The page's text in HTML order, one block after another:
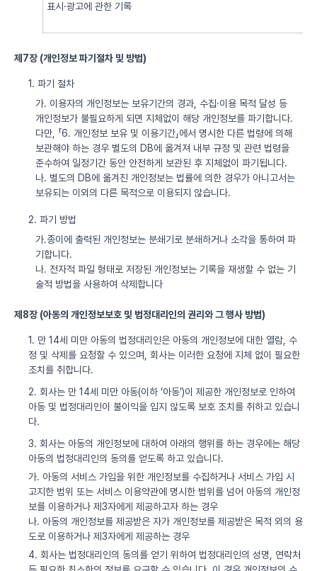
표시·광고에 관한 기록
제7장 (개인정보 파기절차 및 방법)
1. 파기 절차
가. 이용자의 개인정보는 보유기간의 경과, 수집·이용 목적 달성 등
개인정보가 불필요하게 되면 지체없이 해당 개인정보를 파기합니다.
다만, 「6. 개인정보 보유 및 이용기간」에서 명시한 다른 법령에 의해
보관해야 하는 경우 별도의 DB에 옮겨져 내부 규정 및 관련 법령을
준수하여 일정기간 동안 안전하게 보관된 후 지체없이 파기됩니다.
나. 별도의 DB에 옮겨진 개인정보는 법률에 의한 경우가 아니고서는
보유되는 이외의 다른 목적으로 이용되지 않습니다.
2. 파기 방법
가.종이에 출력된 개인정보는 분쇄기로 분쇄하거나 소각을 통하여 파
기합니다.
나. 전자적 파일 형태로 저장된 개인정보는 기록을 재생할 수 없는 기
술적 방법을 사용하여 삭제합니다
제8장 (아동의 개인정보보호 및 법정대리인의 권리와 그 행사 방법)
1. 만 14세 미만 아동의 법정대리인은 아동의 개인정보에 대한 열람, 수
정 및 삭제를 요청할 수 있으며, 회사는 이러한 요청에 지체 없이 필요한
조치를 취합니다.
2. 회사는 만 14세 미만 아동(이하 ‘아동’)이 제공한 개인정보로 인하여
아동 및 법정대리인이 불이익을 입지 않도록 보호 조치를 취하고 있습니
다.
3. 회사는 아동의 개인정보에 대하여 아래의 행위를 하는 경우에는 해당
아동의 법정대리인의 동의를 얻도록 하고 있습니다.
가. 아동의 서비스 가입을 위한 개인정보를 수집하거나 서비스 가입 시
고지한 범위 또는 서비스 이용약관에 명시한 범위를 넘어 아동의 개인정
보를 이용하거나 제3자에게 제공하고자 하는 경우
나. 아동의 개인정보를 제공받은 자가 개인정보를 제공받은 목적 외의 용
도로 이용하거나 제3자에게 제공하는 경우
4. 회사는 법정대리인의 동의를 얻기 위하여 법정대리인의 성명, 연락처